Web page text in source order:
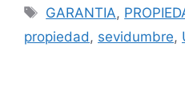
Etiquetas
GARANTIA,
propiedad , sevidumbre,